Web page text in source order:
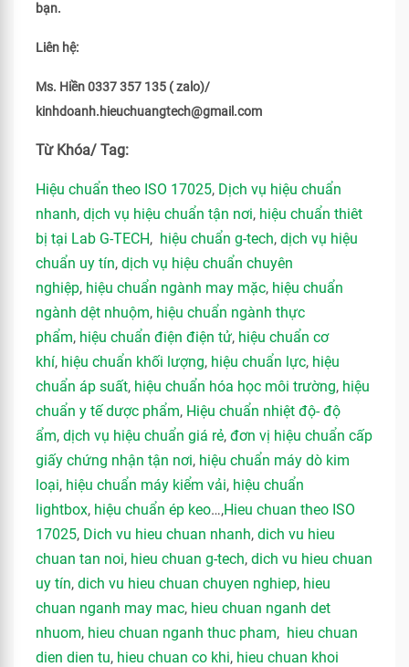
bạn.
Liên hệ:
Ms. Hiền 0337 357 135 ( zalo)/
kinhdoanh.hieuchuangtech@gmail.com
Từ Khóa/ Tag:
Hiệu chuẩn theo ISO 17025, Dịch vụ hiệu chuẩn
nhanh, dịch vụ hiệu chuẩn tận nơi, hiệu chuẩn thiêt
bị tại Lab G-TECH, hiệu chuẩn g-tech, dịch vụ hiệu
chuẩn uy tín, dịch vụ hiệu chuẩn chuyên
nghiệp, hiệu chuẩn ngành may mặc, hiệu chuẩn
ngành dệt nhuộm, hiệu chuẩn ngành thực
phẩm, hiệu chuẩn điện điện tử, hiệu chuẩn cơ
khí, hiệu chuẩn khối lượng, hiệu chuẩn lực, hiệu
chuẩn áp suất, hiệu chuẩn hóa học môi trường, hiệu
chuẩn y tế dược phẩm, Hiệu chuẩn nhiệt độ- độ
ẩm, dịch vụ hiệu chuẩn giá rẻ, đơn vị hiệu chuẩn cấp
giấy chứng nhận tận nơi, hiệu chuẩn máy dò kim
loại, hiệu chuẩn máy kiểm vải, hiệu chuẩn
lightbox, hiệu chuẩn ép keo…,Hieu chuan theo ISO
17025, Dich vu hieu chuan nhanh, dich vu hieu
chuan tan noi, hieu chuan g-tech, dich vu hieu chuan
uy tín, dich vu hieu chuan chuyen nghiep, hieu
chuan nganh may mac, hieu chuan nganh det
nhuom, hieu chuan nganh thuc pham, hieu chuan
dien dien tu, hieu chuan co khi, hieu chuan khoi